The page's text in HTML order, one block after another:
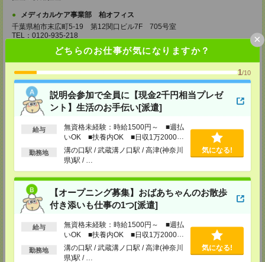
どちらのお仕事が気になりますか？
1/10
説明会参加で全員に【現金2千円相当プレゼ
ント】生活のお手伝い[派遣]
給与
無資格未経験：時給1500円～ ■週払
いOK ■扶養内OK ■日収1万2000円
以上
勤務地
溝の口駅 / 武蔵溝ノ口駅 / 高津(神奈川
県)駅 / …
気になる!
【オープニング募集】おばあちゃんのお散歩
付き添いも仕事の1つ[派遣]
給与
無資格未経験：時給1500円～ ■週払
いOK ■扶養内OK ■日収1万2000円
以上
勤務地
溝の口駅 / 武蔵溝ノ口駅 / 高津(神奈川
県)駅 / …
気になる!
×
メディカルケア事業部 柏オフィス
千葉県柏市末広町5-19 第12関口ビル7F 705号室
TEL：0120-935-218
tenshoku@nikken-ts.jp
担当：採用担当
メディカルケア事業部 新宿オフィス
東京都新宿区新宿2-3-10 新宿御苑ビル6階
TEL：0120-457-235
MAIL：tenshoku@nikken-ts.jp
担当：採用担当
メディカルケア事業部 立川事業所
東京都立川市錦町1-12-14
TEL：0120-934-200
MAIL：tenshoku@nikken-ts.jp
メディカルケア事業部 町田オフィス
東京都町田市森野1-7-23 大樹生命町田ビル6F
TEL：0120-453-285
MAIL：tenshoku@nikken-ts.jp
担当：採用担当
メディカルケア事業部 横浜オフィス
神奈川県横浜市保土ケ谷区神戸町134 横浜ビジネスパークサウスタワー